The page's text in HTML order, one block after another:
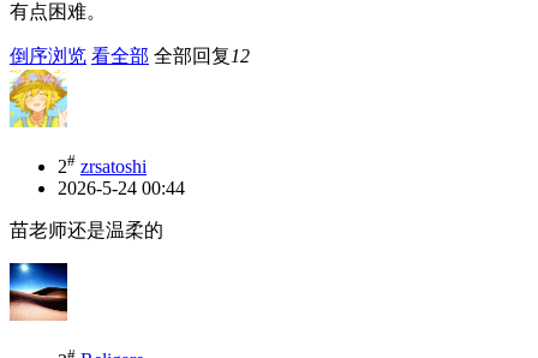
有点困难。
倒序浏览 看全部 全部回复 12
2# zrsatoshi
2026-5-24 00:44
苗老师还是温柔的
#